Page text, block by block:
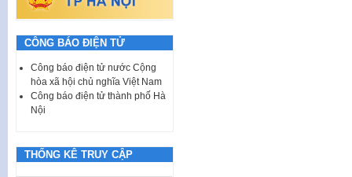
CÔNG BÁO ĐIỆN TỬ
Công báo điện tử nước Cộng
hòa xã hội chủ nghĩa Việt Nam
Công báo điện tử thành phố Hà
Nội
THỐNG KÊ TRUY CẬP